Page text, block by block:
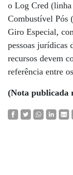
o Log Cred (linha
Combustível Pós
Giro Especial,
pessoas jurídicas
recursos devem
referência entre
(Nota publicada